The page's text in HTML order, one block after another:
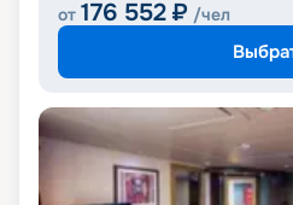
от 176 552 ₽ /чел